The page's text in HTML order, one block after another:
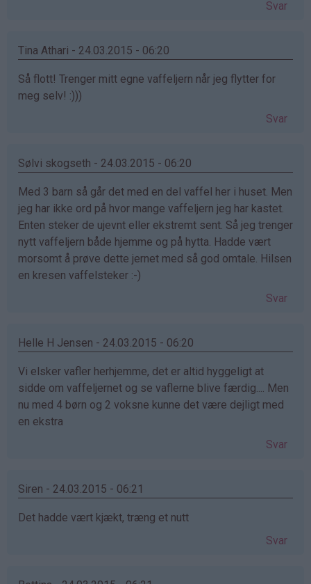
Svar
Tina Athari - 24.03.2015 - 06:20
Så flott! Trenger mitt egne vaffeljern når jeg flytter for
meg selv! :)))
Svar
Sølvi skogseth - 24.03.2015 - 06:20
Med 3 barn så går det med en del vaffel her i huset. Men
jeg har ikke ord på hvor mange vaffeljern jeg har kastet.
Enten steker de ujevnt eller ekstremt sent. Så jeg trenger
nytt vaffeljern både hjemme og på hytta. Hadde vært
morsomt å prøve dette jernet med så god omtale. Hilsen
en kresen vaffelsteker :-)
Svar
Helle H Jensen - 24.03.2015 - 06:20
Vi elsker vafler herhjemme, det er altid hyggeligt at
sidde om vaffeljernet og se vaflerne blive færdig.... Men
nu med 4 børn og 2 voksne kunne det være dejligt med
en ekstra
Svar
Siren - 24.03.2015 - 06:21
Det hadde vært kjækt, træng et nutt
Svar